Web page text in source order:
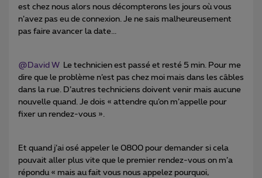
est chez nous alors nous décompterons les jours où vous
n’avez pas eu de connexion. Je ne sais malheureusement
pas faire avancer la date...
@David W Le technicien est passé et resté 5 min. Pour me
dire que le problème n’est pas chez moi mais dans les câbles
dans la rue. D’autres techniciens doivent venir mais aucune
nouvelle quand. Je dois « attendre qu’on m’appelle pour
fixer un rendez-vous ».
Et quand j’ai osé appeler le 0800 pour demander si cela
pouvait aller plus vite que le premier rendez-vous on m’a
répondu « mais au fait vous nous appelez pourquoi,